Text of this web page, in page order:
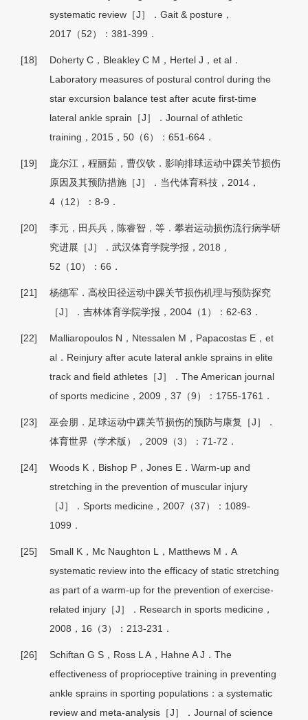
systematic review［J］．Gait & posture，
2017（52）：381-399．
[18]
Doherty C，Bleakley C M，Hertel J，et al．
Laboratory measures of postural control during the
star excursion balance test after acute first-time
lateral ankle sprain［J］．Journal of athletic
training，2015，50（6）：651-664．
[19]
庞尔江，程丽茹，曹仪钦．影响排球运动中踝关节损伤
原因及其预防措施［J］．当代体育科技，2014，
4（12）：8-9．
[20]
李元，田兵兵，陈睿智，等．攀岩运动损伤流行病学研
究进展［J］．武汉体育学院学报，2018，
52（10）：66．
[21]
杨德军．高校田径运动中踝关节损伤机理与预防探究
［J］．吉林体育学院学报，2004（1）：62-63．
[22]
Malliaropoulos N，Ntessalen M，Papacostas E，et
al．Reinjury after acute lateral ankle sprains in elite
track and field athletes［J］．The American journal
of sports medicine，2009，37（9）：1755-1761．
[23]
巫会朋．足球运动中踝关节损伤的预防与康复［J］．
体育世界（学术版），2009（3）：71-72．
[24]
Woods K，Bishop P，Jones E．Warm-up and
stretching in the prevention of muscular injury
［J］．Sports medicine，2007（37）：1089-
1099．
[25]
Small K，Mc Naughton L，Matthews M．A
systematic review into the efficacy of static stretching
as part of a warm-up for the prevention of exercise-
related injury［J］．Research in sports medicine，
2008，16（3）：213-231．
[26]
Schiftan G S，Ross L A，Hahne A J．The
effectiveness of proprioceptive training in preventing
ankle sprains in sporting populations：a systematic
review and meta-analysis［J］．Journal of science